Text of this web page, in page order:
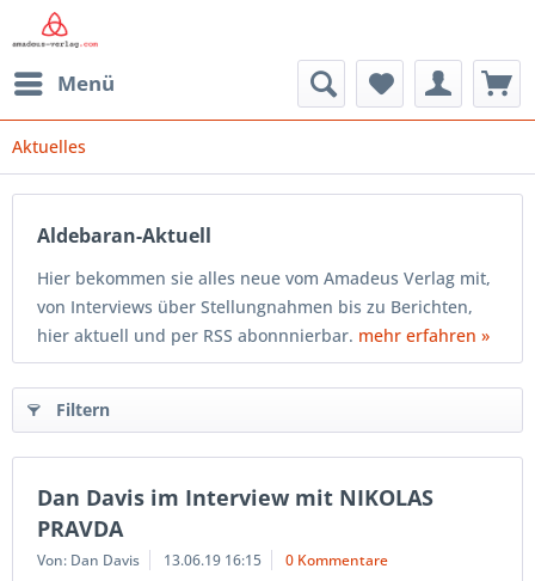
Menü
Aktuelles
Aldebaran-Aktuell
Hier bekommen sie alles neue vom Amadeus Verlag mit,
von Interviews über Stellungnahmen bis zu Berichten,
hier aktuell und per RSS abonnnierbar. mehr erfahren »
Filtern
Dan Davis im Interview mit NIKOLAS
PRAVDA
Von: Dan Davis 13.06.19 16:15 0 Kommentare